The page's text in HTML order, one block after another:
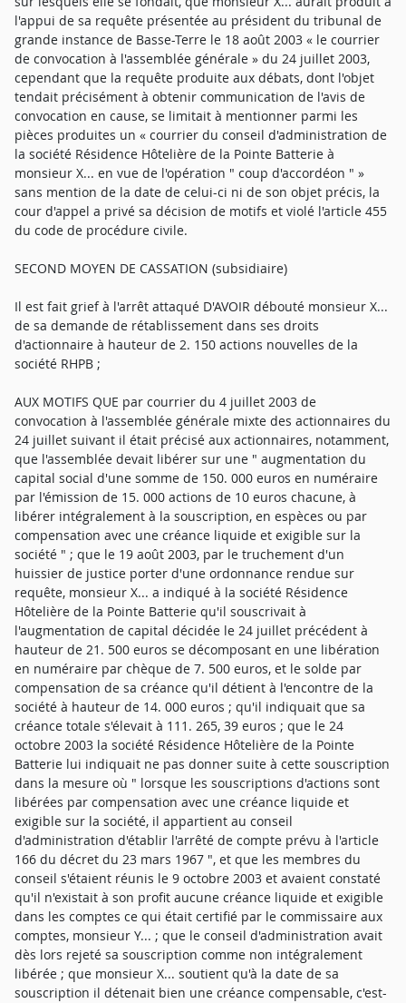
l'appui de sa requête présentée au président du tribunal de
grande instance de Basse-Terre le 18 août 2003 « le courrier
de convocation à l'assemblée générale » du 24 juillet 2003,
cependant que la requête produite aux débats, dont l'objet
tendait précisément à obtenir communication de l'avis de
convocation en cause, se limitait à mentionner parmi les
pièces produites un « courrier du conseil d'administration de
la société Résidence Hôtelière de la Pointe Batterie à
monsieur X... en vue de l'opération " coup d'accordéon " »
sans mention de la date de celui-ci ni de son objet précis, la
cour d'appel a privé sa décision de motifs et violé l'article 455
du code de procédure civile.
SECOND MOYEN DE CASSATION (subsidiaire)
Il est fait grief à l'arrêt attaqué D'AVOIR débouté monsieur X...
de sa demande de rétablissement dans ses droits
d'actionnaire à hauteur de 2. 150 actions nouvelles de la
société RHPB ;
AUX MOTIFS QUE par courrier du 4 juillet 2003 de
convocation à l'assemblée générale mixte des actionnaires du
24 juillet suivant il était précisé aux actionnaires, notamment,
que l'assemblée devait libérer sur une " augmentation du
capital social d'une somme de 150. 000 euros en numéraire
par l'émission de 15. 000 actions de 10 euros chacune, à
libérer intégralement à la souscription, en espèces ou par
compensation avec une créance liquide et exigible sur la
société " ; que le 19 août 2003, par le truchement d'un
huissier de justice porter d'une ordonnance rendue sur
requête, monsieur X... a indiqué à la société Résidence
Hôtelière de la Pointe Batterie qu'il souscrivait à
l'augmentation de capital décidée le 24 juillet précédent à
hauteur de 21. 500 euros se décomposant en une libération
en numéraire par chèque de 7. 500 euros, et le solde par
compensation de sa créance qu'il détient à l'encontre de la
société à hauteur de 14. 000 euros ; qu'il indiquait que sa
créance totale s'élevait à 111. 265, 39 euros ; que le 24
octobre 2003 la société Résidence Hôtelière de la Pointe
Batterie lui indiquait ne pas donner suite à cette souscription
dans la mesure où " lorsque les souscriptions d'actions sont
libérées par compensation avec une créance liquide et
exigible sur la société, il appartient au conseil
d'administration d'établir l'arrêté de compte prévu à l'article
166 du décret du 23 mars 1967 ", et que les membres du
conseil s'étaient réunis le 9 octobre 2003 et avaient constaté
qu'il n'existait à son profit aucune créance liquide et exigible
dans les comptes ce qui était certifié par le commissaire aux
comptes, monsieur Y... ; que le conseil d'administration avait
dès lors rejeté sa souscription comme non intégralement
libérée ; que monsieur X... soutient qu'à la date de sa
souscription il détenait bien une créance compensable, c'est-